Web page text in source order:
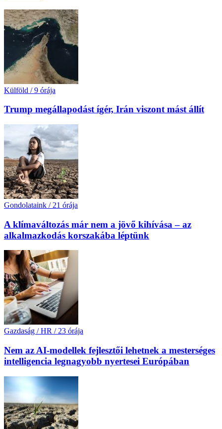
Külföld / 9 órája
Trump megállapodást ígér, Irán viszont mást állít
Gondolataink / 21 órája
A klímaváltozás már nem a jövő kihívása – az
alkalmazkodás korszakába léptünk
Gazdaság / HR / 23 órája
Nem az AI-modellek fejlesztői lehetnek a mesterséges
intelligencia legnagyobb nyertesei Európában